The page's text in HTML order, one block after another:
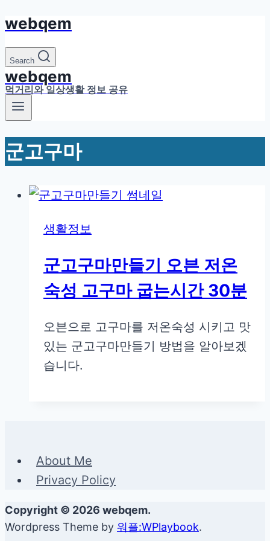
Skip
to
content
webqem
Search
webqem
먹거리와 일상생활 정보 공유
군고구마
생활정보
군고구마만들기 오븐 저온
숙성 고구마 굽는시간 30분
오븐으로 고구마를 저온숙성 시키고 맛
있는 군고구마만들기 방법을 알아보겠
습니다.
About Me
Privacy Policy
Copyright © 2026 webqem.
Wordpress Theme by 워플:WPlaybook.